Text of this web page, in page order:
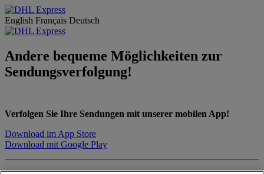
English Français Deutsch
Andere bequeme Möglichkeiten zur
Sendungsverfolgung!
Verfolgen Sie Ihre Sendungen mit unserer mobilen App!
Download im App Store
Download mit Google Play